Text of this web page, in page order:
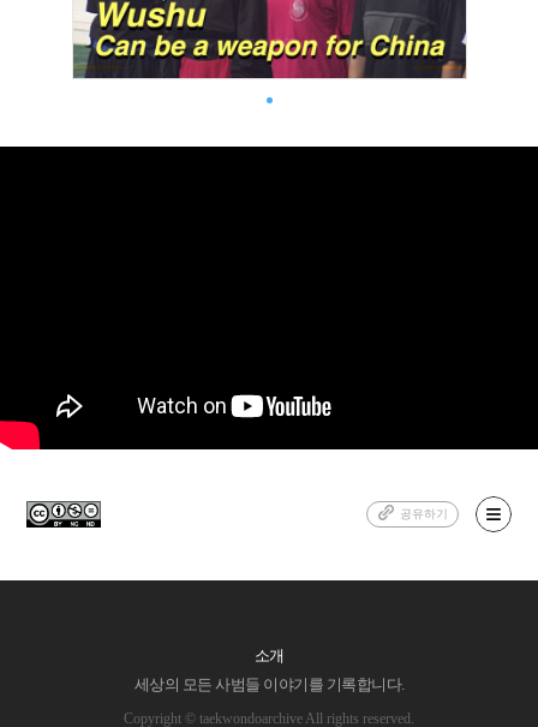
공유하기
소개
세상의 모든 사범들 이야기를 기록합니다.
Copyright © taekwondoarchive All rights reserved.